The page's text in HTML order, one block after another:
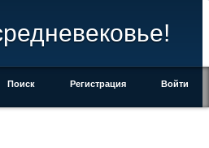
Поиск Регистрация Войти